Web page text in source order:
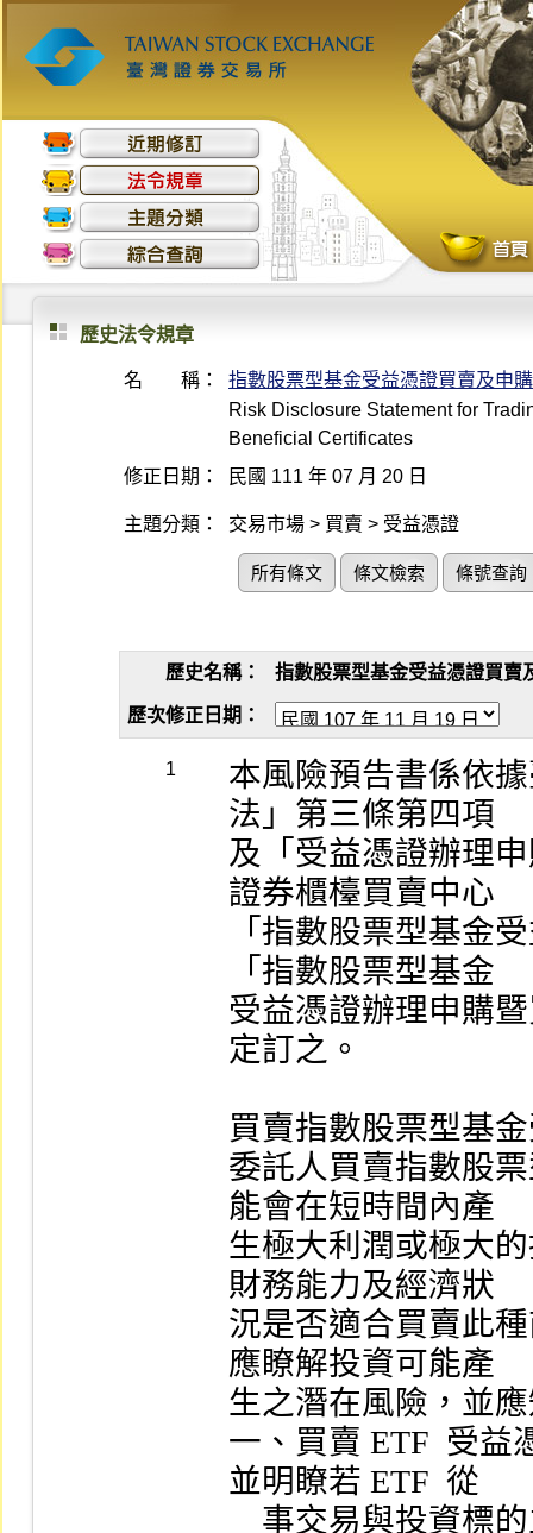
歷史法令規章
名 稱：
指數股票型基金受益憑證買賣及申
Risk Disclosure Statement for
Beneficial Certificates
修正日期：
民國 111 年 07 月 20 日
主題分類： 交易市場 > 買賣 > 受益憑證
所有條文 條文檢索 條號查詢
歷史名稱： 指數股票型基金受益憑證買賣
歷次修正日期：
1
本風險預告書係依
法」第三條第四項
及「受益憑證辦理
證券櫃檯買賣中心
「指數股票型基金
「指數股票型基金
受益憑證辦理申購
定訂之。
買賣指數股票型基
委託人買賣指數股
能會在短時間內產
生極大利潤或極大
財務能力及經濟狀
況是否適合買賣此
應瞭解投資可能產
生之潛在風險，並
一、買賣 ETF  受益
並明瞭若 ETF  從